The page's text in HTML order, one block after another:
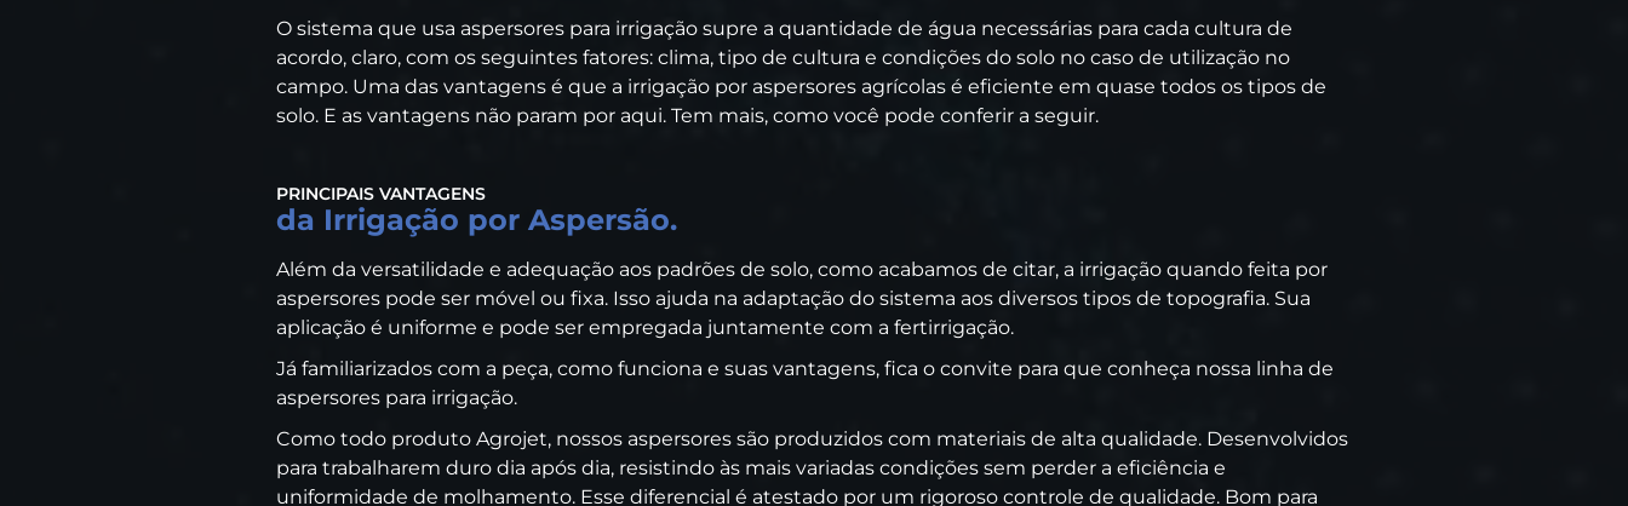
O sistema que usa aspersores para irrigação supre a quantidade de água necessárias para cada cultura de
acordo, claro, com os seguintes fatores: clima, tipo de cultura e condições do solo no caso de utilização no
campo. Uma das vantagens é que a irrigação por aspersores agrícolas é eficiente em quase todos os tipos de
solo. E as vantagens não param por aqui. Tem mais, como você pode conferir a seguir.
PRINCIPAIS VANTAGENS
da Irrigação por Aspersão.
Além da versatilidade e adequação aos padrões de solo, como acabamos de citar, a irrigação quando feita por
aspersores pode ser móvel ou fixa. Isso ajuda na adaptação do sistema aos diversos tipos de topografia. Sua
aplicação é uniforme e pode ser empregada juntamente com a fertirrigação.
Já familiarizados com a peça, como funciona e suas vantagens, fica o convite para que conheça nossa linha de
aspersores para irrigação.
Como todo produto Agrojet, nossos aspersores são produzidos com materiais de alta qualidade. Desenvolvidos
para trabalharem duro dia após dia, resistindo às mais variadas condições sem perder a eficiência e
uniformidade de molhamento. Esse diferencial é atestado por um rigoroso controle de qualidade. Bom para